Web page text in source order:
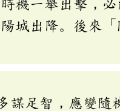
機一舉出擊，
城出降。後來
足智，應變隨